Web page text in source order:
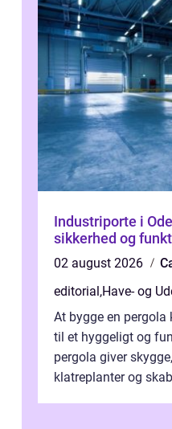
Industriporte i
sikkerhed og
02 august 2026
editorial,Have- og
At bygge en
til et hyggeligt og
pergola giver
klatreplanter og